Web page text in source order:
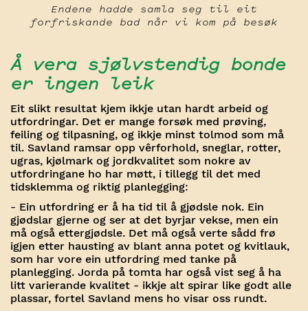
Endene hadde samla seg til eit
forfriskande bad når vi kom på besøk
Å vera sjølvstendig bonde
er ingen leik
Eit slikt resultat kjem ikkje utan hardt arbeid og
utfordringar. Det er mange forsøk med prøving,
feiling og tilpasning, og ikkje minst tolmod som må
til. Savland ramsar opp vêrforhold, sneglar, rotter,
ugras, kjølmark og jordkvalitet som nokre av
utfordringane ho har møtt, i tillegg til det med
tidsklemma og riktig planlegging:
- Ein utfordring er å ha tid til å gjødsle nok. Ein
gjødslar gjerne og ser at det byrjar vekse, men ein
må også ettergjødsle. Det må også verte sådd frø
igjen etter hausting av blant anna potet og kvitlauk,
som har vore ein utfordring med tanke på
planlegging. Jorda på tomta har også vist seg å ha
litt varierande kvalitet - ikkje alt spirar like godt alle
plassar, fortel Savland mens ho visar oss rundt.